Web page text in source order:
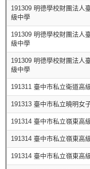
191309 明德學校財團法人
級中學
191309 明德學校財團法人
級中學
191309 明德學校財團法人
級中學
191311 臺中市私立衛道高
191313 臺中市私立曉明女
191314 臺中市私立嶺東高
191314 臺中市私立嶺東高
191314 臺中市私立嶺東高